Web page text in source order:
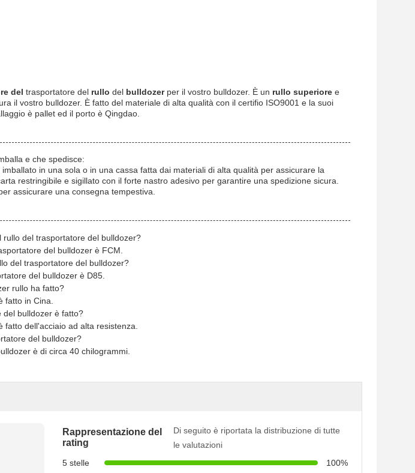
del trasportatore del rullo del bulldozerper il vostro bulldozer. È un rullo superiore e
il vostro bulldozer. È fatto del materiale di alta qualità con il certifio ISO9001 e la suoi
è pallet ed il porto è Qingdao.
e che spedisce:
in una sola o in una cassa fatta dai materiali di alta qualità per assicurare la
restringibile e sigillato con il forte nastro adesivo per garantire una spedizione sicura.
assicurare una consegna tempestiva.
del trasportatore del bulldozer?
del bulldozer è FCM.
del trasportatore del bulldozer?
del bulldozer è D85.
rullo ha fatto?
fatto in Cina.
del bulldozer è fatto?
dell'acciaio ad alta resistenza.
del bulldozer?
è di circa 40 chilogrammi.
Rappresentazione del
rating
Di seguito è riportata la distribuzione di tutte
le valutazioni
5 stelle
100%